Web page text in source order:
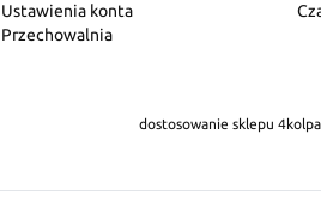
Ustawienia konta
Przechowalnia
dostosowanie sklepu